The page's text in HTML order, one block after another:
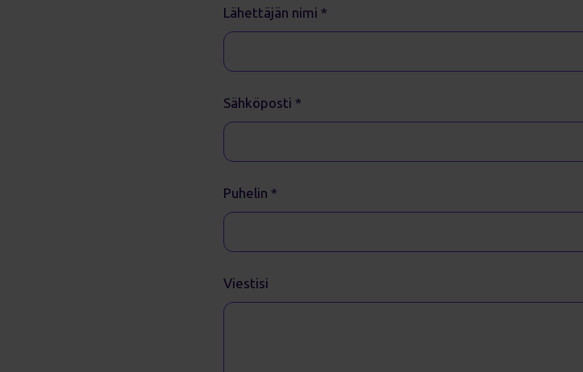
Lähettäjän nimi *
Sähköposti *
Puhelin *
Viestisi